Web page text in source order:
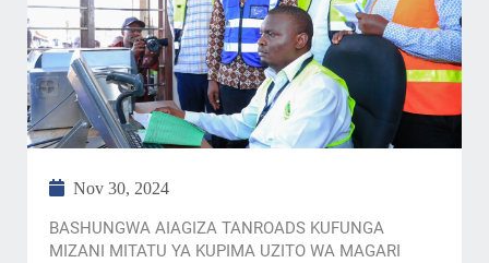
Nov 30, 2024
BASHUNGWA AIAGIZA TANROADS KUFUNGA
MIZANI MITATU YA KUPIMA UZITO WA MAGARI